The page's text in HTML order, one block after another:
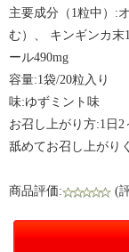
主要成分（1粒中）:
む）、 キンギンカ末
ール490mg
容量:1袋/20粒入り
味:ゆずミント味
お召し上がり方:1日
舐めてお召し上がり
商品評価: (